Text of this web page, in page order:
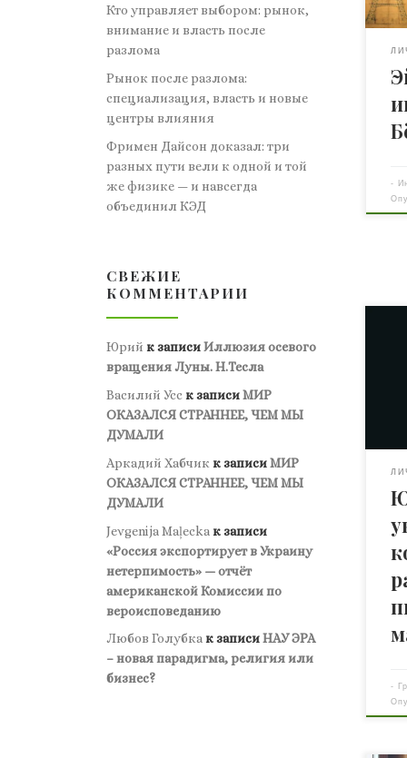
-
В
–
-
Кто управляет выбором: рынок,
внимание и власть после
разлома
Рынок после разлома:
специализация, власть и новые
центры влияния
Фримен Дайсон доказал: три
разных пути вели к одной и той
же физике — и навсегда
объединил КЭД
СВЕЖИЕ
КОММЕНТАРИИ
Юрий к записиИллюзия осевого
вращения Луны. Н.Тесла
Василий Усс к записиМИР
ОКАЗАЛСЯ СТРАННЕЕ, ЧЕМ МЫ
ДУМАЛИ
Аркадий Хабчик к записиМИР
ОКАЗАЛСЯ СТРАННЕЕ, ЧЕМ МЫ
ДУМАЛИ
Jevgenija Maļecka к записи
«Россия экспортирует в Украину
нетерпимость» — отчёт
американской Комиссии по
вероисповеданию
Любов Голубкак записиНАУ ЭРА
– новая парадигма, религия или
бизнес?